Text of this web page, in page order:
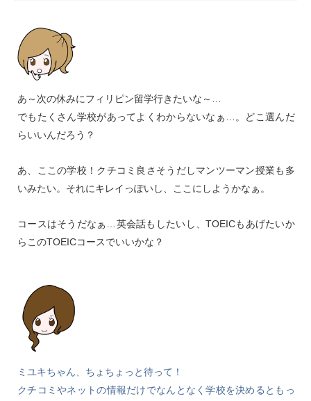
あ～次の休みにフィリピン留学行きたいな～…
でもたくさん学校があってよくわからないなぁ…。どこ選んだ
らいいんだろう？
あ、ここの学校！クチコミ良さそうだしマンツーマン授業も多
いみたい。それにキレイっぽいし、ここにしようかなぁ。
コースはそうだなぁ…英会話もしたいし、TOEICもあげたいか
らこのTOEICコースでいいかな？
ミユキちゃん、ちょちょっと待って！
クチコミやネットの情報だけでなんとなく学校を決めるともっ